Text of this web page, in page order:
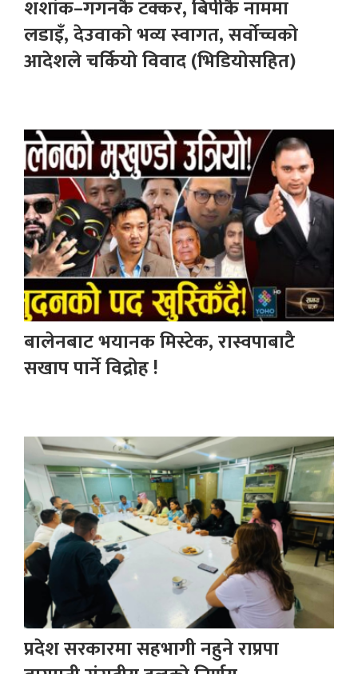
शशांक–गगनकै टक्कर, बिपीकै नाममा
लडाइँ, देउवाको भव्य स्वागत, सर्वोच्चको
आदेशले चर्कियो विवाद (भिडियोसहित)
बालेनबाट भयानक मिस्टेक, रास्वपाबाटै
सखाप पार्ने विद्रोह !
प्रदेश सरकारमा सहभागी नहुने राप्रपा